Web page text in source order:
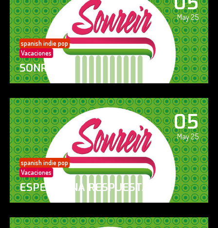
May 25
spanish indie pop
Vacaciones
SONREÍR
05
May 25
spanish indie pop
Vacaciones
ESPERO UNA RESPUESTA